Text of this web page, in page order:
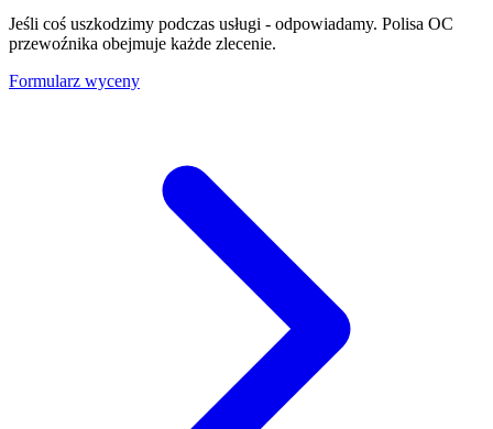
Jeśli coś uszkodzimy podczas usługi - odpowiadamy. Polisa OC
przewoźnika obejmuje każde zlecenie.
Formularz wyceny